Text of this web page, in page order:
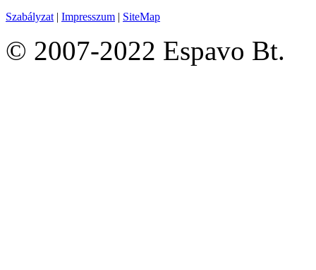
Szabályzat | Impresszum | SiteMap
© 2007-2022 Espavo Bt.